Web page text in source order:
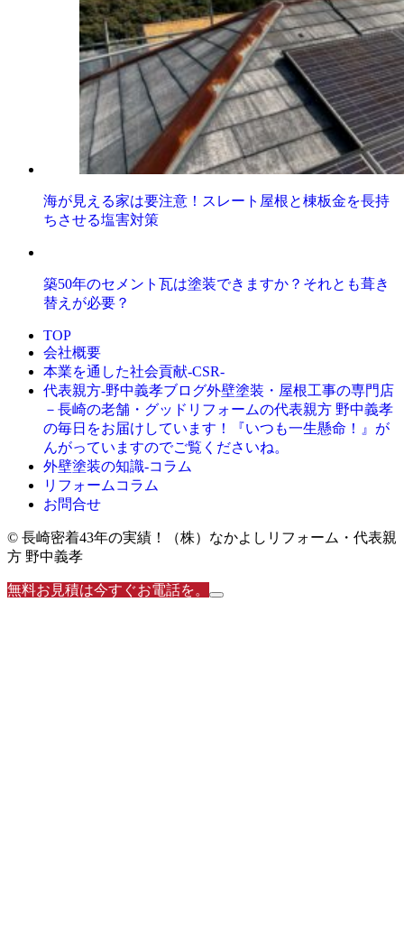
海が見える家は要注意！スレート屋根と棟板金を長持
ちさせる塩害対策
築50年のセメント瓦は塗装できますか？それとも葺き
替えが必要？
TOP
会社概要
本業を通した社会貢献-CSR-
代表親方-野中義孝ブログ外壁塗装・屋根工事の専門店
－長崎の老舗・グッドリフォームの代表親方 野中義孝
の毎日をお届けしています！『いつも一生懸命！』が
んがっていますのでご覧くださいね。
外壁塗装の知識‐コラム
リフォームコラム
お問合せ
© 長崎密着43年の実績！（株）なかよしリフォーム・代表親
方 野中義孝
無料お見積は今すぐお電話を。